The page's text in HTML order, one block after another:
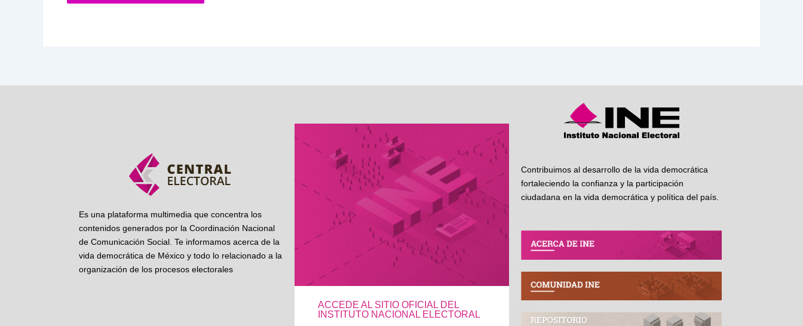
Es una plataforma multimedia que concentra los
contenidos generados por la Coordinación Nacional
de Comunicación Social. Te informamos acerca de la
vida democrática de México y todo lo relacionado a la
organización de los procesos electorales
ACCEDE AL SITIO OFICIAL DEL
INSTITUTO NACIONAL ELECTORAL
Contribuimos al desarrollo de la vida democrática
fortaleciendo la confianza y la participación
ciudadana en la vida democrática y política del país.